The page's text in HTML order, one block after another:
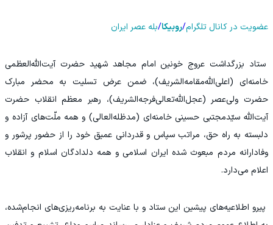
عضویت در کانال تلگرام/روبیکا/بله عصر ایران
ستاد بزرگداشت عروج خونین امام مجاهد شهید حضرت آیت‌الله‌العظمی
خامنه‌ای (اعلی‌الله‌مقامه‌الشریف)، ضمن عرض تسلیت به محضر مبارک
حضرت ولی‌عصر (عجل‌الله‌تعالی‌فرجه‌الشریف)، رهبر معظم انقلاب حضرت
آیت‌الله سیّدمجتبی حسینی خامنه‌ای (مدظله‌العالی) و همه ملّت‌های آزاده و
دلبسته به راه حق، مراتب سپاس و قدردانی عمیق خود را از حضور پرشور و
وفادارانه مردم مبعوث شده ایران اسلامی و همه دلدادگان اسلام و انقلاب
اعلام می‌دارد.
پیرو اطلاعیه‌های پیشین این ستاد و با عنایت به برنامه‌ریزی‌های انجام‌شده،